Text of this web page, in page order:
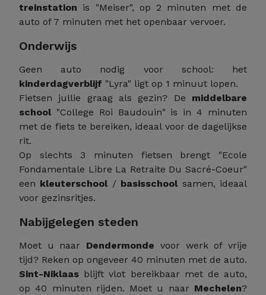
treinstation is "Meiser", op 2 minuten met de
auto of 7 minuten met het openbaar vervoer.
Onderwijs
Geen auto nodig voor school: het
kinderdagverblijf "Lyra" ligt op 1 minuut lopen.
Fietsen jullie graag als gezin? De middelbare
school "College Roi Baudouin" is in 4 minuten
met de fiets te bereiken, ideaal voor de dagelijkse
rit.
Op slechts 3 minuten fietsen brengt "Ecole
Fondamentale Libre La Retraite Du Sacré-Coeur"
een kleuterschool / basisschool samen, ideaal
voor gezinsritjes.
Nabijgelegen steden
Moet u naar Dendermonde voor werk of vrije
tijd? Reken op ongeveer 40 minuten met de auto.
Sint-Niklaas blijft vlot bereikbaar met de auto,
op 40 minuten rijden. Moet u naar Mechelen?